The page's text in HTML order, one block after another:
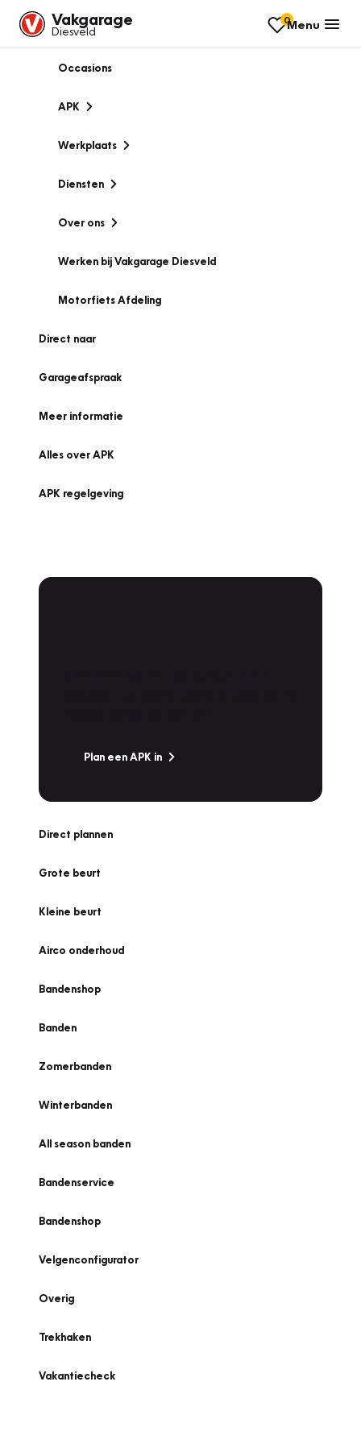
Vakgarage
Diesveld
0Menu
Occasions
APK
Werkplaats
Diensten
Over ons
Werken bij Vakgarage Diesveld
Motorfiets Afdeling
Direct naar
Garageafspraak
Meer informatie
Alles over APK
APK regelgeving
Plan een APK in
Direct plannen
Grote beurt
Kleine beurt
Airco onderhoud
Bandenshop
Banden
Zomerbanden
Winterbanden
All season banden
Bandenservice
Bandenshop
Velgenconfigurator
Overig
Trekhaken
Vakantiecheck